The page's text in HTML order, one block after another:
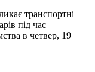
транспортні
під час
в четвер, 19